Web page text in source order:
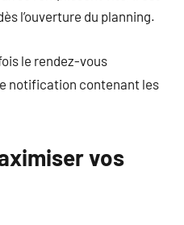
l’ouverture du planning.
le rendez-vous
notification contenant les
vos